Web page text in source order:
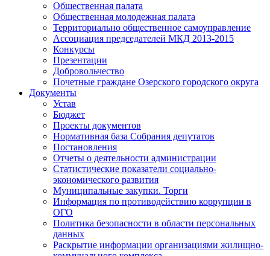
Общественная палата
Общественная молодежная палата
Территориально общественное самоуправление
Ассоциация председателей МКД 2013-2015
Конкурсы
Презентации
Добровольчество
Почетные граждане Озерского городского округа
Документы
Устав
Бюджет
Проекты документов
Нормативная база Собрания депутатов
Постановления
Отчеты о деятельности администрации
Статистические показатели социально-
экономического развития
Муниципальные закупки. Торги
Информация по противодействию коррупции в
ОГО
Политика безопасности в области персональных
данных
Раскрытие информации организациями жилищно-